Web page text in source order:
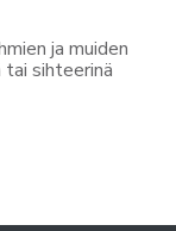
ja muiden
tai sihteerinä